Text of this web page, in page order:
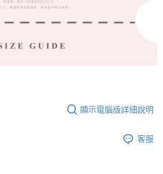
顯示電腦版詳細說明
客服